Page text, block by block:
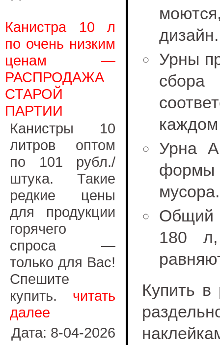
Канистра 10 л
по очень низким
ценам —
РАСПРОДАЖА
СТАРОЙ
ПАРТИИ
Канистры 10
литров оптом
по 101 рубл./
штука. Такие
редкие цены
для продукции
горячего
спроса —
только для Вас!
Спешите
купить. читать
далее
Дата: 8-04-2026
дизайн.
Урны
сбора
Урна
формы
мусора.
Общий
180
Купить